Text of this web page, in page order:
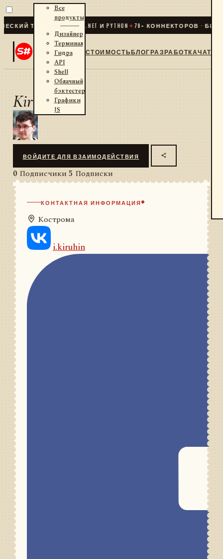
ТРЕЙДИНГ ДЛЯ .NET И PYTHON✦ 70+ КОННЕКТОРОВ ·
Все
продукты
Дизайнер
Терминал
Гидра
API
Shell
Облачный
бэктестер
Графики
JS
СТОИМОСТЬБЛОГРАЗРАБОТКАЧАТ
Kiruhin
ВОЙДИТЕ ДЛЯ ВЗАИМОДЕЙСТВИЯ
0 Подписчики 5 Подписки
КОНТАКТНАЯ ИНФОРМАЦИЯ
Кострома
i.kiruhin